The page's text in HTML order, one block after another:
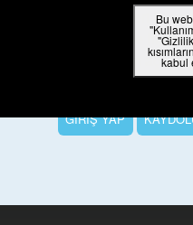
Bu
kabul
Tüm bölümleri
kazanmak ve
lütfen oturum açın
Süperkitap hesabı
GİRİŞ YAP